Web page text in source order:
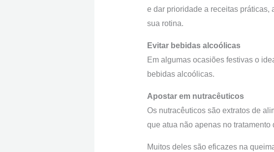
e dar prioridade a receitas
sua rotina.
Evitar bebidas alcoólicas
Em algumas ocasiões festivas o
bebidas alcoólicas.
Apostar em nutracêuticos
Os nutracêuticos são extratos de
que atua não apenas no
Muitos deles são eficazes na